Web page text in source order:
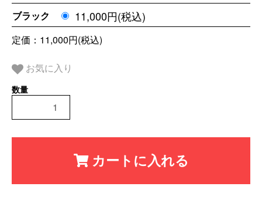
ブラック 11,000円(税込)
定価：11,000円(税込)
お気に入り
カートに入れる